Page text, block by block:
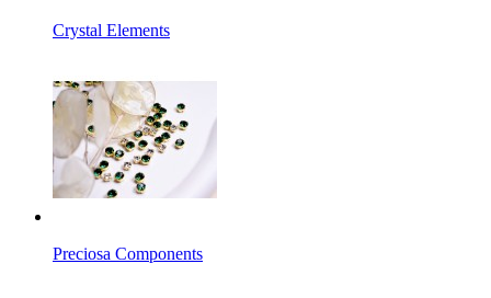
Crystal Elements
Preciosa Components